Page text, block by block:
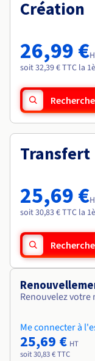
Tarifs
Roadmap & Changelog
Observabilité
Roadmap & Changelog
Roadmap & Changelog
Roadmap & Changelog
Roadmap & Changelog
Création
26,99 €
soit 32,39 € TTC la
Transfert
25,69 €
soit 30,83 € TTC la
Renouvelez
Me connecter à
25,69 € HT
soit 30,83 € TTC